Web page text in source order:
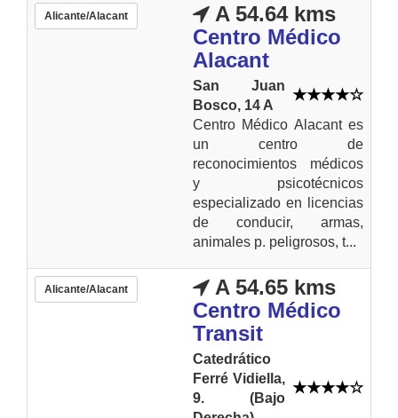
Alicante/Alacant
A 54.64 kms
Centro Médico
Alacant
San Juan
Bosco, 14 A
Centro Médico Alacant es
un centro de
reconocimientos médicos
y psicotécnicos
especializado en licencias
de conducir, armas,
animales p. peligrosos, t...
Alicante/Alacant
A 54.65 kms
Centro Médico
Transit
Catedrático
Ferré Vidiella,
9. (Bajo